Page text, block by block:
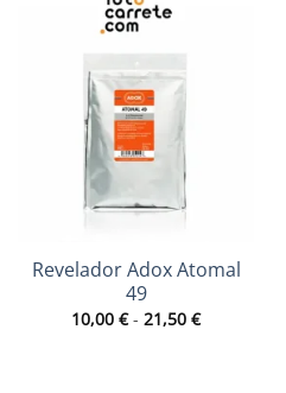
Revelador Adox Atomal
49
10,00 € - 21,50 €Rango
de